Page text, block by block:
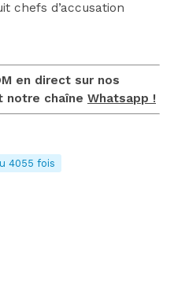
chefs d’accusation
en direct sur nos
notre chaîne Whatsapp !
4055 fois